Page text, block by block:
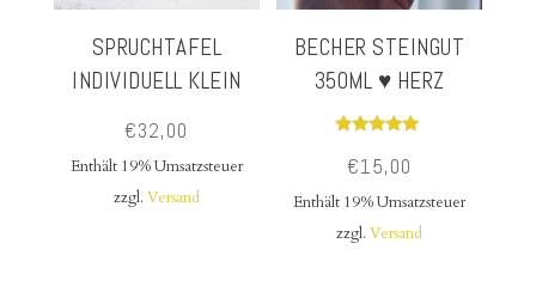
SPRUCHTAFEL
INDIVIDUELL KLEIN
€32,00
Enthält 19% Umsatzsteuer
zzgl. Versand
BECHER STEINGUT
350ML ♥ HERZ
mit
5.00
von 5
€15,00
Enthält 19% Umsatzsteuer
zzgl.Versand